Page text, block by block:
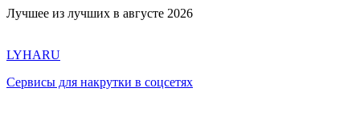
Лучшее из лучших в августе 2026
LYHARU
Сервисы для накрутки в соцсетях